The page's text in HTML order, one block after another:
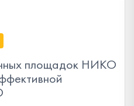
площадок НИКО